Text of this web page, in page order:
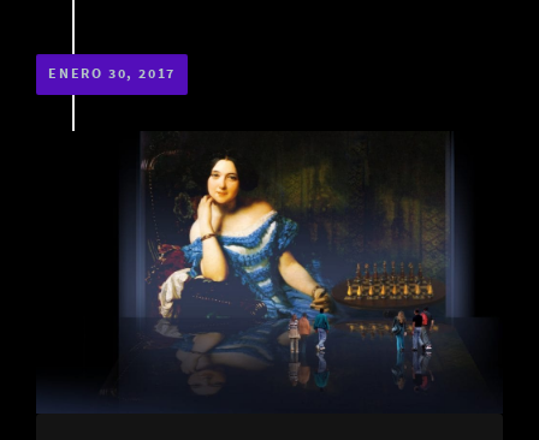
ENERO 30, 2017